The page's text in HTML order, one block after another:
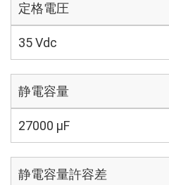
定格電圧
35 Vdc
静電容量
27000 µF
静電容量許容差